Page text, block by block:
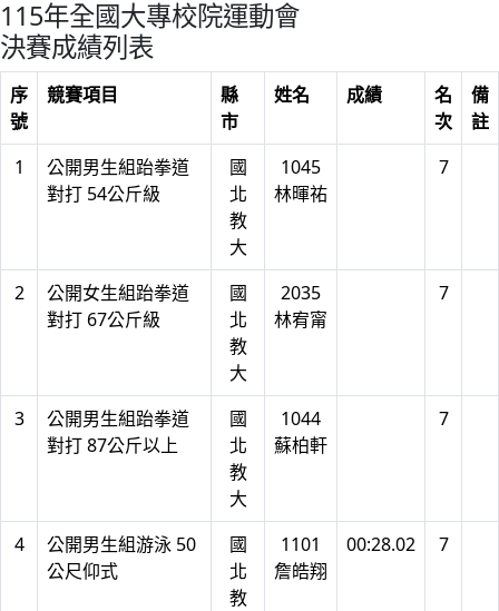
115年全國大專校院運動會
決賽成績列表
序
號
競賽項目
縣
市
姓名 成績
名
次
備
註
1
公開男生組跆拳道
對打 54公斤級
國
北
教
大
1045
林暉祐
7
2
公開女生組跆拳道
對打 67公斤級
國
北
教
大
2035
林宥甯
7
3
公開男生組跆拳道
對打 87公斤以上
國
北
教
大
1044
蘇柏軒
7
4
公開男生組游泳 50
公尺仰式
國
北
教
1101
詹皓翔
00:28.02 7